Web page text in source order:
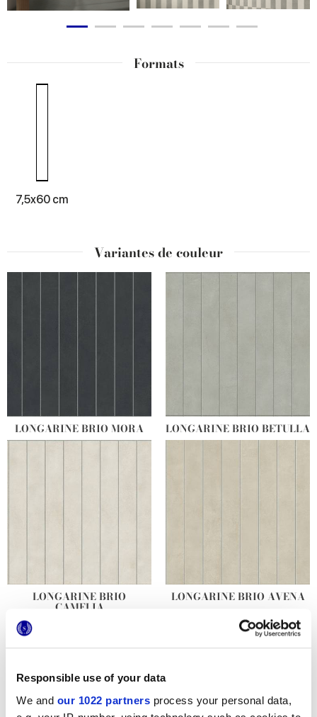
Responsible use of your data
We and our 1022 partners process your personal data,
Formats
7,5x60 cm
Variantes de couleur
LONGARINE BRIO MORA LONGARINE BRIO BETULLA
LONGARINE BRIO
CAMELIA
LONGARINE BRIO AVENA